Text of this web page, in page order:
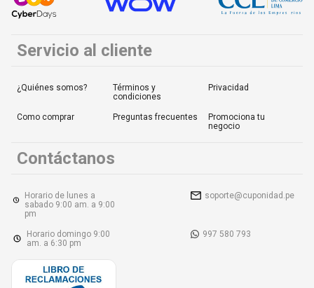
Servicio al cliente
¿Quiénes somos?
Términos y
condiciones
Privacidad
Como comprar Preguntas frecuentes
Promociona tu
negocio
Contáctanos
Horario de lunes a
sabado 9:00 am. a 9:00
pm
soporte@cuponidad.pe
Horario domingo 9:00
am. a 6:30 pm
997 580 793